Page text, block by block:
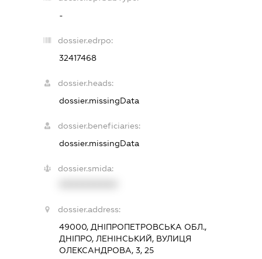
-
dossier.edrpo:
32417468
dossier.heads:
dossier.missingData
dossier.beneficiaries:
dossier.missingData
dossier.smida:
dossier.address:
49000, ДНІПРОПЕТРОВСЬКА ОБЛ.,
ДНІПРО, ЛЕНІНСЬКИЙ, ВУЛИЦЯ
ОЛЕКСАНДРОВА, 3, 25